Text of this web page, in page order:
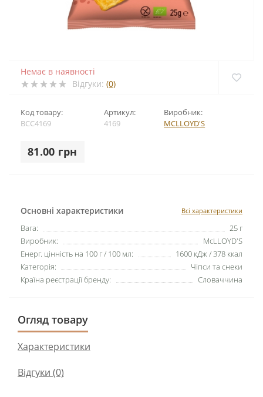
Немає в наявності
Відгуки: (0)
Код товару:
BCC4169
Артикул:
4169
Виробник:
MCLLOYD'S
81.00 грн
Основні характеристики Всі характеристики
Вага:
25 г
Виробник:
McLLOYD'S
Енерг. цінність на 100 г / 100 мл:
1600 кДж / 378 ккал
Категорія:
Чіпси та снеки
Країна реєстрації бренду:
Словаччина
Огляд товару
Характеристики
Відгуки (0)